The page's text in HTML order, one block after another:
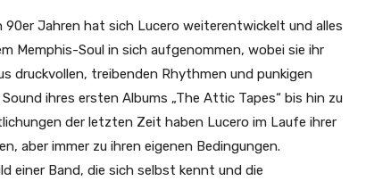
90er Jahren hat sich Lucero weiterentwickelt und alles
Memphis-Soul in sich aufgenommen, wobei sie ihr
druckvollen, treibenden Rhythmen und punkigen
ihres ersten Albums „The Attic Tapes“ bis hin zu
der letzten Zeit haben Lucero im Laufe ihrer
aber immer zu ihren eigenen Bedingungen.
einer Band, die sich selbst kennt und die